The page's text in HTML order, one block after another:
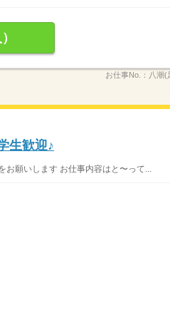
お仕事No.： 八潮(
生歓迎♪
願いします お仕事内容はと〜って...